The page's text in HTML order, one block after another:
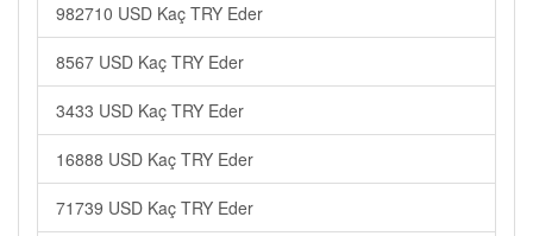
982710 USD Kaç TRY Eder
8567 USD Kaç TRY Eder
3433 USD Kaç TRY Eder
16888 USD Kaç TRY Eder
71739 USD Kaç TRY Eder